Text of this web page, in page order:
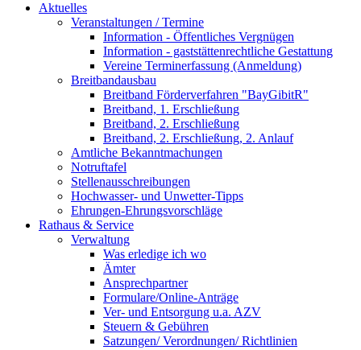
Aktuelles
Veranstaltungen / Termine
Information - Öffentliches Vergnügen
Information - gaststättenrechtliche Gestattung
Vereine Terminerfassung (Anmeldung)
Breitbandausbau
Breitband Förderverfahren "BayGibitR"
Breitband, 1. Erschließung
Breitband, 2. Erschließung
Breitband, 2. Erschließung, 2. Anlauf
Amtliche Bekanntmachungen
Notruftafel
Stellenausschreibungen
Hochwasser- und Unwetter-Tipps
Ehrungen-Ehrungsvorschläge
Rathaus & Service
Verwaltung
Was erledige ich wo
Ämter
Ansprechpartner
Formulare/Online-Anträge
Ver- und Entsorgung u.a. AZV
Steuern & Gebühren
Satzungen/ Verordnungen/ Richtlinien